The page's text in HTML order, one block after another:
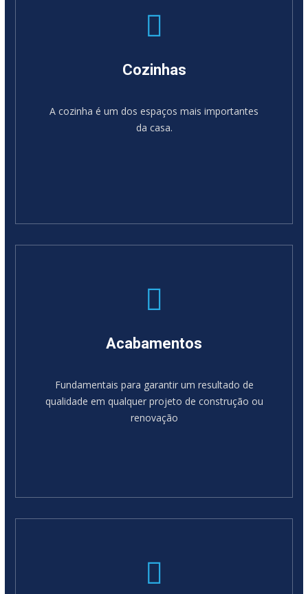
Cozinhas
A cozinha é um dos espaços mais importantes
da casa.
Acabamentos
Fundamentais para garantir um resultado de
qualidade em qualquer projeto de construção ou
renovação
SABER MAIS